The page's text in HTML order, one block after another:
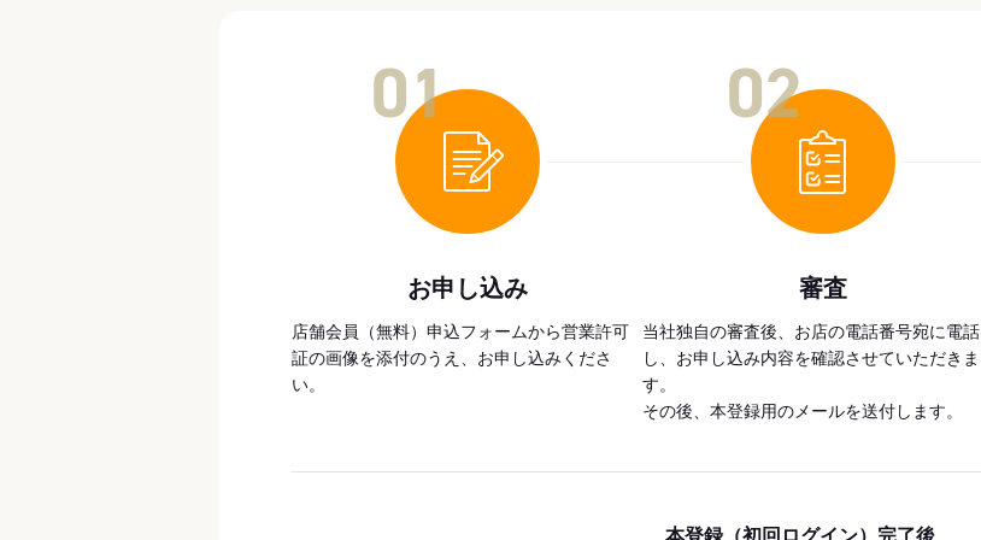
お申し込み
店舗会員（無料）申込フォームから営業許可
証の画像を添付のうえ、お申し込みくださ
い。
審査
当社独自の審査後、お店の電話番号宛に電話
し、お申し込み内容を確認させていただきま
す。
その後、本登録用のメールを送付します。